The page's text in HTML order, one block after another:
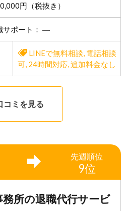
円（税抜き）
サポート： ―
LINEで無料相談, 電話相談
可, 24時間対応,追加料金なし
コミを見る
先週順位
9位
所の退職代行サービ